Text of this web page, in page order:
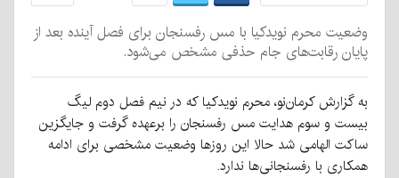
وضعیت محرم نویدکیا با مس رفسنجان برای فصل آینده بعد از
پایان رقابت‌های جام حذفی مشخص می‌شود.
به گزارش کرمان‌نو، محرم نویدکیا که در نیم فصل دوم لیگ
بیست و سوم هدایت مس رفسنجان را برعهده گرفت و جایگزین
ساکت الهامی شد حالا این روزها وضعیت مشخصی برای ادامه
همکاری با رفسنجانی‌ها ندارد.